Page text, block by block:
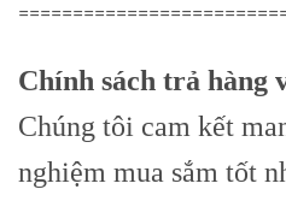
Chính sách trả hàng
Chúng tôi cam kết
nghiệm mua sắm tốt